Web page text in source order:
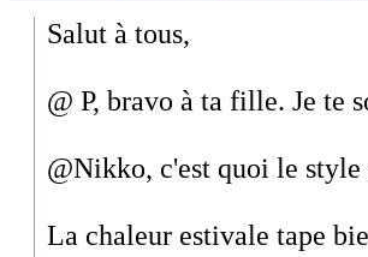
Salut à tous,
@ P, bravo à ta fille. Je te
@Nikko, c'est quoi le
La chaleur estivale tape